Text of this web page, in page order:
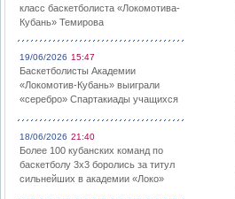
класс баскетболиста «Локомотива-
Кубань» Темирова
19/06/2026 15:47
Баскетболисты Академии
«Локомотив-Кубань» выиграли
«серебро» Спартакиады учащихся
18/06/2026 21:40
Более 100 кубанских команд по
баскетболу 3х3 боролись за титул
сильнейших в академии «Локо»